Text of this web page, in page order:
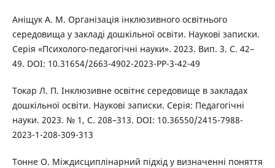
Аніщук А. М. Організація інклюзивного освітнього
середовища у закладі дошкільної освіти. Наукові записки.
Серія «Психолого-педагогічні науки». 2023. Вип. 3. С. 42–
49. DOI: 10.31654/2663-4902-2023-PP-3-42-49
Токар Л. П. Інклюзивне освітнє середовище в закладах
дошкільної освіти. Наукові записки. Серія: Педагогічні
науки. 2023. № 1, С. 208–313. DOI: 10.36550/2415-7988-
2023-1-208-309-313
Тонне О. Міждисциплінарний підхід у визначенні поняття